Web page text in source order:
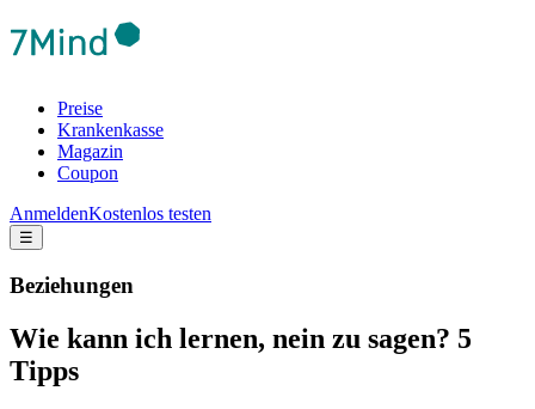
Preise
Krankenkasse
Magazin
Coupon
AnmeldenKostenlos testen
☰
Beziehungen
Wie kann ich lernen, nein zu sagen? 5
Tipps